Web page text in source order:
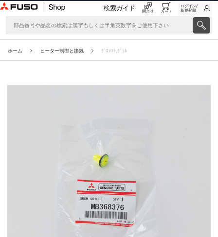
検索ガイド 問合せ カート
ログイン/
新規登録
ホーム ヒーター制御と換気 ｸﾞﾛﾒﾂﾄ,ｸﾞﾘﾙ